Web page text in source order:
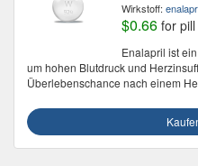
Wirkstoff:
$0.66 for pill
Enalapril ist
um hohen Blutdruck und
Überlebenschance nach einem